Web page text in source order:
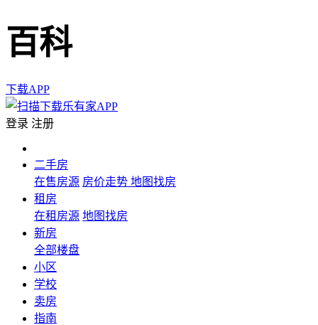
百科
下载APP
登录 注册
二手房
在售房源 房价走势 地图找房
租房
在租房源 地图找房
新房
全部楼盘
小区
学校
卖房
指南